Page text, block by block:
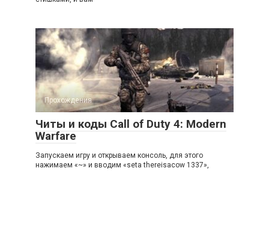
Прохождения
Читы и коды Call of Duty 4: Modern
Warfare
Запускаем игру и открываем консоль, для этого
нажимаем «~» и вводим «seta thereisacow 1337»,